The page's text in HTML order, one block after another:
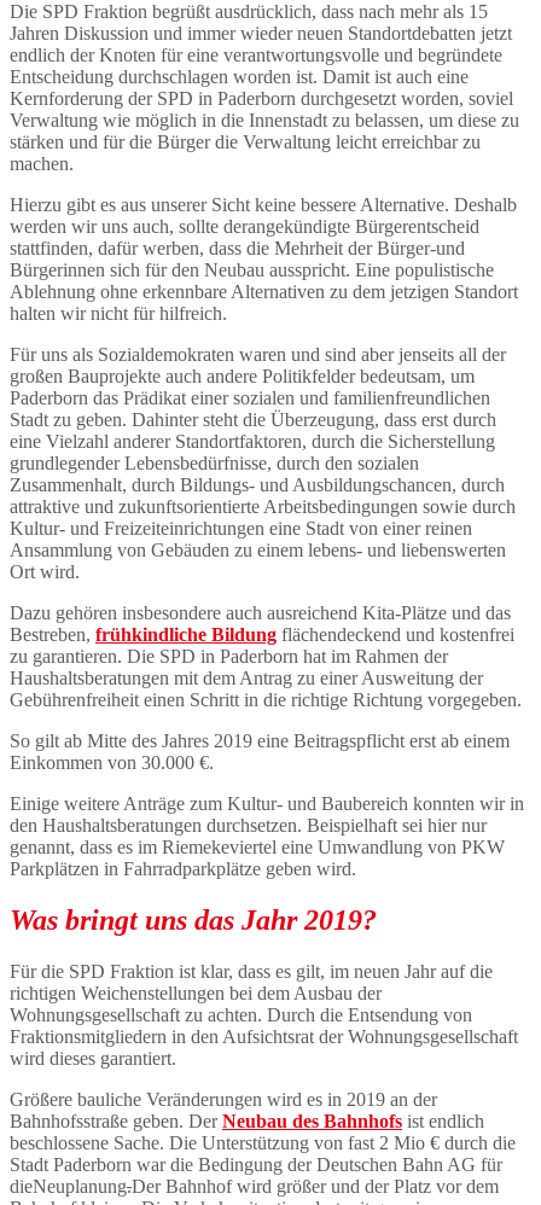
Die SPD Fraktion begrüßt ausdrücklich, dass nach mehr als 15
Jahren Diskussion und immer wieder neuen Standortdebatten jetzt
endlich der Knoten für eine verantwortungsvolle und begründete
Entscheidung durchschlagen worden ist. Damit ist auch eine
Kernforderung der SPD in Paderborn durchgesetzt worden, soviel
Verwaltung wie möglich in die Innenstadt zu belassen, um diese zu
stärken und für die Bürger die Verwaltung leicht erreichbar zu
machen.
Hierzu gibt es aus unserer Sicht keine bessere Alternative. Deshalb
werden wir uns auch, sollte derangekündigte Bürgerentscheid
stattfinden, dafür werben, dass die Mehrheit der Bürger-und
Bürgerinnen sich für den Neubau ausspricht. Eine populistische
Ablehnung ohne erkennbare Alternativen zu dem jetzigen Standort
halten wir nicht für hilfreich.
Für uns als Sozialdemokraten waren und sind aber jenseits all der
großen Bauprojekte auch andere Politikfelder bedeutsam, um
Paderborn das Prädikat einer sozialen und familienfreundlichen
Stadt zu geben. Dahinter steht die Überzeugung, dass erst durch
eine Vielzahl anderer Standortfaktoren, durch die Sicherstellung
grundlegender Lebensbedürfnisse, durch den sozialen
Zusammenhalt, durch Bildungs- und Ausbildungschancen, durch
attraktive und zukunftsorientierte Arbeitsbedingungen sowie durch
Kultur- und Freizeiteinrichtungen eine Stadt von einer reinen
Ansammlung von Gebäuden zu einem lebens- und liebenswerten
Ort wird.
Dazu gehören insbesondere auch ausreichend Kita-Plätze und das
Bestreben, frühkindliche Bildung flächendeckend und kostenfrei
zu garantieren. Die SPD in Paderborn hat im Rahmen der
Haushaltsberatungen mit dem Antrag zu einer Ausweitung der
Gebührenfreiheit einen Schritt in die richtige Richtung vorgegeben.
So gilt ab Mitte des Jahres 2019 eine Beitragspflicht erst ab einem
Einkommen von 30.000 €.
Einige weitere Anträge zum Kultur- und Baubereich konnten wir in
den Haushaltsberatungen durchsetzen. Beispielhaft sei hier nur
genannt, dass es im Riemekeviertel eine Umwandlung von PKW
Parkplätzen in Fahrradparkplätze geben wird.
Was bringt uns das Jahr 2019?
Für die SPD Fraktion ist klar, dass es gilt, im neuen Jahr auf die
richtigen Weichenstellungen bei dem Ausbau der
Wohnungsgesellschaft zu achten. Durch die Entsendung von
Fraktionsmitgliedern in den Aufsichtsrat der Wohnungsgesellschaft
wird dieses garantiert.
Größere bauliche Veränderungen wird es in 2019 an der
Bahnhofsstraße geben. DerNeubau des Bahnhofs ist endlich
beschlossene Sache. Die Unterstützung von fast 2 Mio € durch die
Stadt Paderborn war die Bedingung der Deutschen Bahn AG für
dieNeuplanung.Der Bahnhof wird größer und der Platz vor dem